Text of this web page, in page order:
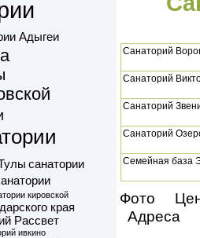
Адыгеи
санатории
кировской
края
Рассвет
ивкино
Санаторий
Санаторий
Санаторий
Санаторий
Семейная база
Фото